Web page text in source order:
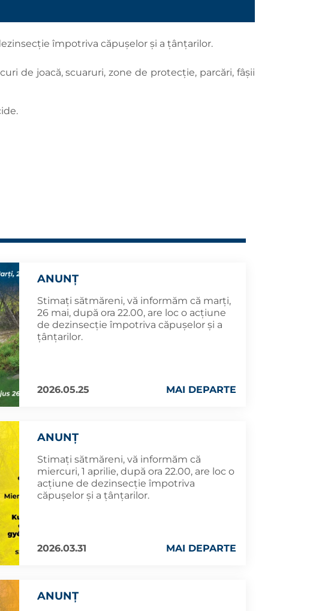
împotriva căpușelor și a țânțarilor.
de joacă, scuaruri, zone de protecție, parcări, fâșii
ANUNȚ
Stimați sătmăreni, vă informăm că marți,
26 mai, după ora 22.00, are loc o acțiune
de dezinsecție împotriva căpușelor și a
țânțarilor.
2026.05.25 MAI DEPARTE
ANUNȚ
Stimați sătmăreni, vă informăm că
miercuri, 1 aprilie, după ora 22.00, are loc o
acțiune de dezinsecție împotriva
căpușelor și a țânțarilor.
2026.03.31 MAI DEPARTE
ANUNȚ